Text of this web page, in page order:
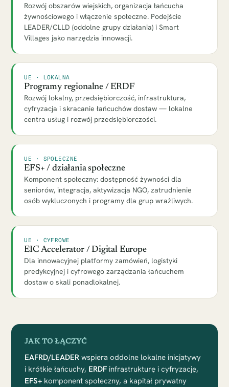
Rozwój obszarów wiejskich, organizacja łańcucha
żywnościowego i włączenie społeczne. Podejście
LEADER/CLLD (oddolne grupy działania) i Smart
Villages jako narzędzia innowacji.
UE · LOKALNA
Programy regionalne / ERDF
Rozwój lokalny, przedsiębiorczość, infrastruktura,
cyfryzacja i skracanie łańcuchów dostaw — lokalne
centra usług i rozwój przedsiębiorczości.
UE · SPOŁECZNE
EFS+ / działania społeczne
Komponent społeczny: dostępność żywności dla
seniorów, integracja, aktywizacja NGO, zatrudnienie
osób wykluczonych i programy dla grup wrażliwych.
UE · CYFROWE
EIC Accelerator / Digital Europe
Dla innowacyjnej platformy zamówień, logistyki
predykcyjnej i cyfrowego zarządzania łańcuchem
dostaw o skali ponadlokalnej.
JAK TO ŁĄCZYĆ
EAFRD/LEADER wspiera oddolne lokalne inicjatywy
i krótkie łańcuchy, ERDF infrastrukturę i cyfryzację,
EFS+ komponent społeczny, a kapitał prywatny